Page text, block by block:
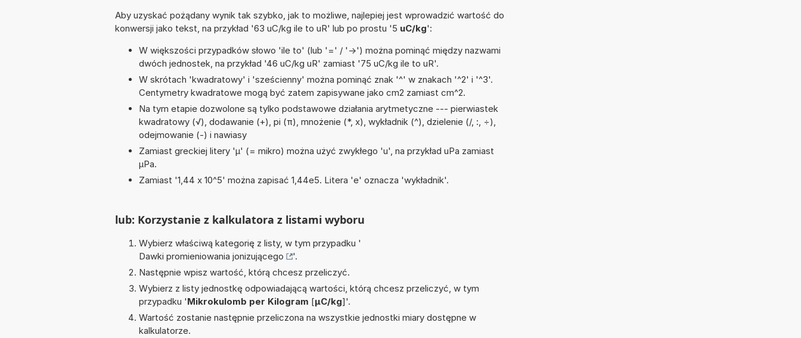
Aby uzyskać pożądany wynik tak szybko, jak to możliwe, najlepiej jest wprowadzić wartość do
konwersji jako tekst, na przykład '63 uC/kg ile to uR' lub po prostu '5 uC/kg':
W większości przypadków słowo 'ile to' (lub '=' / '->') można pominąć między nazwami
dwóch jednostek, na przykład '46 uC/kg uR' zamiast '75 uC/kg ile to uR'.
W skrótach 'kwadratowy' i 'sześcienny' można pominąć znak '^' w znakach '^2' i '^3'.
Centymetry kwadratowe mogą być zatem zapisywane jako cm2 zamiast cm^2.
Na tym etapie dozwolone są tylko podstawowe działania arytmetyczne --- pierwiastek
kwadratowy (√), dodawanie (+), pi (π), mnożenie (*, x), wykładnik (^), dzielenie (/, :, ÷),
odejmowanie (-) i nawiasy
Zamiast greckiej litery 'µ' (= mikro) można użyć zwykłego 'u', na przykład uPa zamiast
µPa.
Zamiast '1,44 x 10^5' można zapisać 1,44e5. Litera 'e' oznacza 'wykładnik'.
lub: Korzystanie z kalkulatora z listami wyboru
Wybierz właściwą kategorię z listy, w tym przypadku '
Dawki promieniowania jonizującego
'.
Następnie wpisz wartość, którą chcesz przeliczyć.
Wybierz z listy jednostkę odpowiadającą wartości, którą chcesz przeliczyć, w tym
przypadku 'Mikrokulomb per Kilogram [µC/kg]'.
Wartość zostanie następnie przeliczona na wszystkie jednostki miary dostępne w
kalkulatorze.